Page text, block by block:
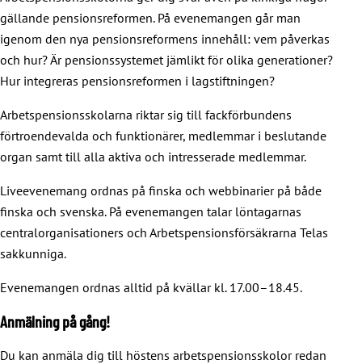
gällande pensionsreformen. På evenemangen går man
igenom den nya pensionsreformens innehåll: vem påverkas
och hur? Är pensionssystemet jämlikt för olika generationer?
Hur integreras pensionsreformen i lagstiftningen?
Arbetspensionsskolarna riktar sig till fackförbundens
förtroendevalda och funktionärer, medlemmar i beslutande
organ samt till alla aktiva och intresserade medlemmar.
Liveevenemang ordnas på finska och webbinarier på både
finska och svenska. På evenemangen talar löntagarnas
centralorganisationers och Arbetspensionsförsäkrarna Telas
sakkunniga.
Evenemangen ordnas alltid på kvällar kl. 17.00–18.45.
Anmälning på gång!
Du kan anmäla dig till höstens arbetspensionsskolor redan